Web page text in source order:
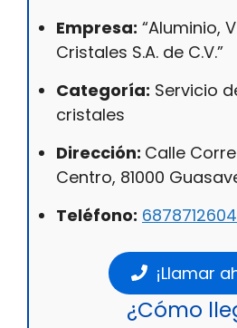
Empresa: “Aluminio,
Cristales S.A. de C.V.”
Categoría: Servicio
cristales
Dirección: Calle
Centro, 81000
Teléfono: 6878712604
¡Llamar
¿Cómo